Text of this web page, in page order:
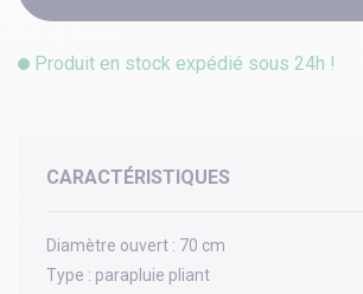
Produit en stock expédié sous 24h !
CARACTÉRISTIQUES
Diamètre ouvert : 70 cm
Type : parapluie pliant